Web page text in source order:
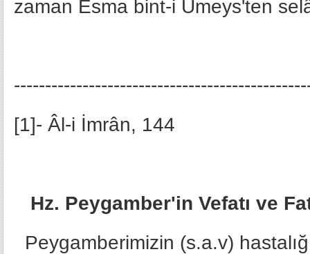
zaman Esma bint-i Umeys'ten
[1]- Âl-i İmrân, 144
Hz. Peygamber'in Vefatı ve
Peygamberimizin (s.a.v)